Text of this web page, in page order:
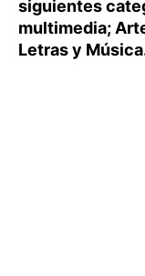
siguientes
multimedia;
Letras y